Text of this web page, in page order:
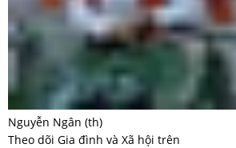
Nguyễn Ngân (th)
Theo dõi Gia đình và Xã hội trên